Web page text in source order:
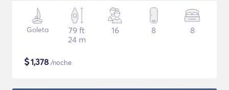
Goleta
79 ft
24 m
16 8 8
$1,378 /noche